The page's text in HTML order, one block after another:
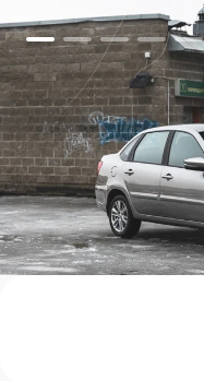
21 августа 2020
Десять
новых
В 2020 году без
версиям уже не
прежний рейтинг